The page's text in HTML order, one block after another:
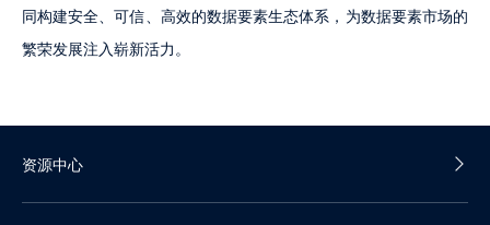
同构建安全、可信、高效的数据要素生态体系，为数据要素市场的
繁荣发展注入崭新活力。
资源中心